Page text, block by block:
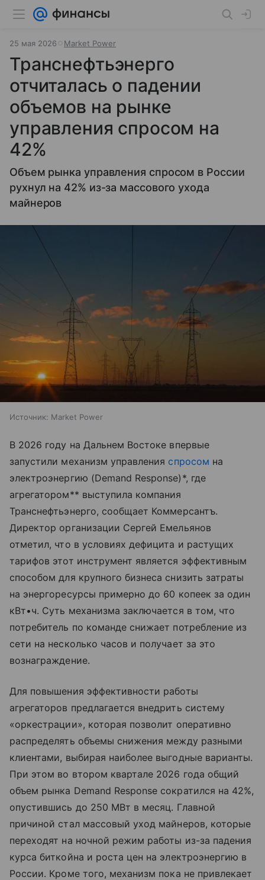
25 мая 2026 Market Power
Транснефтьэнерго
отчиталась о падении
объемов на рынке
управления спросом на
42%
Объем рынка управления спросом в России
рухнул на 42% из-за массового ухода
майнеров
Источник: Market Power
В 2026 году на Дальнем Востоке впервые
запустили механизм управления спросом на
электроэнергию (Demand Response)*, где
агрегатором** выступила компания
Транснефтьэнерго, сообщает Коммерсантъ.
Директор организации Сергей Емельянов
отметил, что в условиях дефицита и растущих
тарифов этот инструмент является эффективным
способом для крупного бизнеса снизить затраты
на энергоресурсы примерно до 60 копеек за один
кВт•ч. Суть механизма заключается в том, что
потребитель по команде снижает потребление из
сети на несколько часов и получает за это
вознаграждение.
Для повышения эффективности работы
агрегаторов предлагается внедрить систему
«оркестрации», которая позволит оперативно
распределять объемы снижения между разными
клиентами, выбирая наиболее выгодные варианты.
При этом во втором квартале 2026 года общий
объем рынка Demand Response сократился на 42%,
опустившись до 250 МВт в месяц. Главной
причиной стал массовый уход майнеров, которые
переходят на ночной режим работы из-за падения
курса биткойна и роста цен на электроэнергию в
России. Кроме того, механизм пока не привлекает